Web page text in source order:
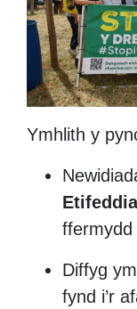
Ymhlith y
ffermydd
Diffyg
fynd i’r